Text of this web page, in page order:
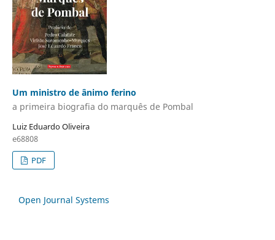
Um ministro de ânimo ferino
a primeira biografia do marquês de Pombal
Luiz Eduardo Oliveira
e68808
PDF
Open Journal Systems